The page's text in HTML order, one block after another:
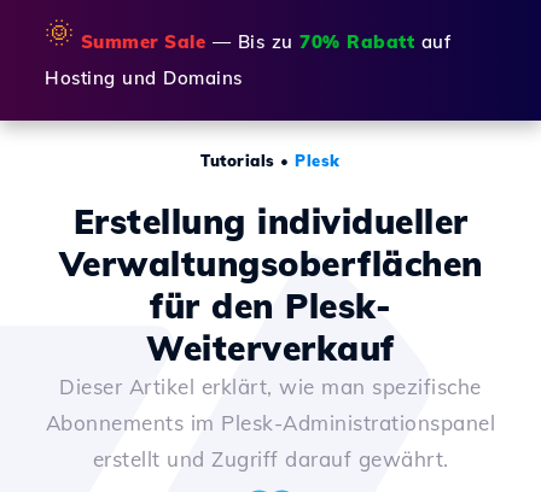
🌞 Summer Sale — Bis zu 70% Rabatt auf
Hosting und Domains
Tutorials •Plesk
Erstellung individueller
Verwaltungsoberflächen
für den Plesk-
Weiterverkauf
Dieser Artikel erklärt, wie man spezifische
Abonnements im Plesk-Administrationspanel
erstellt und Zugriff darauf gewährt.